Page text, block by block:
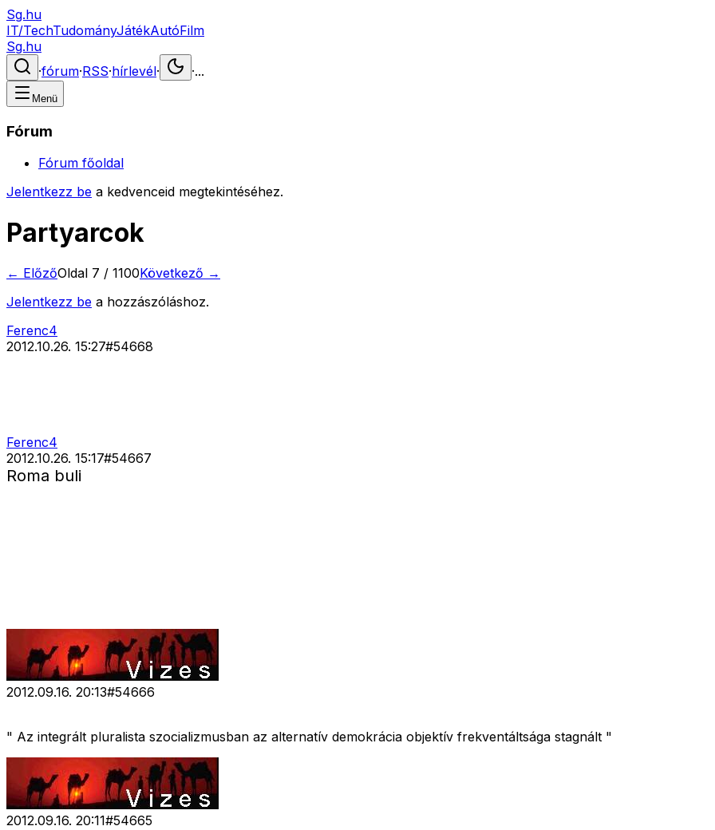
Sg.hu
IT/TechTudományJátékAutóFilm
Sg.hu
·fórum·RSS·hírlevél· ·...
Menü
Fórum
Fórum főoldal
Jelentkezz be a kedvenceid megtekintéséhez.
Partyarcok
← ElőzőOldal 7 / 1100Következő →
Jelentkezz be a hozzászóláshoz.
Ferenc4
2012.10.26. 15:27#54668
Ferenc4
2012.10.26. 15:17#54667
Roma buli
2012.09.16. 20:13#54666
" Az integrált pluralista szocializmusban az alternatív demokrácia objektív frekventáltsága stagnált "
2012.09.16. 20:11#54665